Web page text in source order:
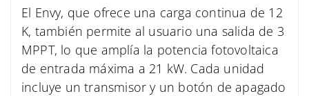
El Envy, que ofrece una carga continua de 12
K, también permite al usuario una salida de 3
MPPT, lo que amplía la potencia fotovoltaica
de entrada máxima a 21 kW. Cada unidad
incluye un transmisor y un botón de apagado